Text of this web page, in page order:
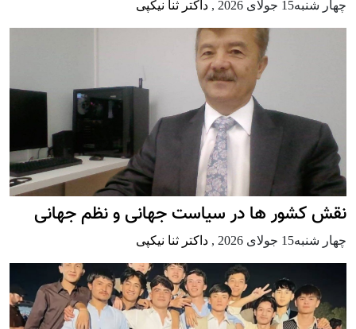
چهار شنبه15 جولای 2026 , داکتر ثنا نیکپی
نقش کشور ها در سیاست جهانی و نظم جهانی
چهار شنبه15 جولای 2026 , داکتر ثنا نیکپی